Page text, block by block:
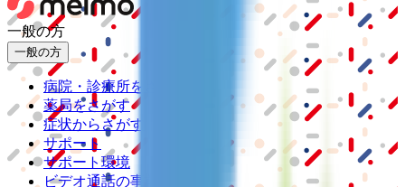
一般の方
一般の方
病院・診療所をさがす
薬局をさがす
症状からさがす
サポート
サポート環境
ビデオ通話の事前テスト